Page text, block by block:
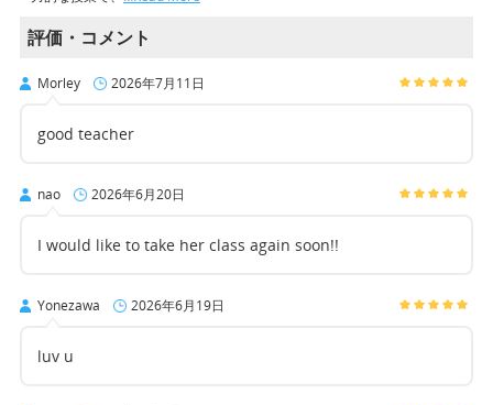
評価・コメント
Morley 2026年7月11日
good teacher
nao 2026年6月20日
I would like to take her class again soon!!
Yonezawa 2026年6月19日
luv u